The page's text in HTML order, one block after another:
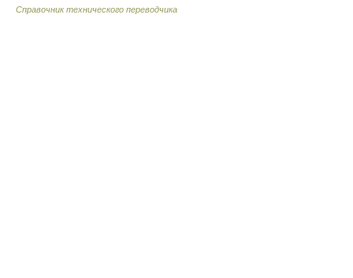
Справочник технического переводчика